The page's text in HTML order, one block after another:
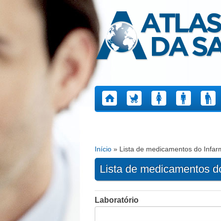
Atlas da Saúde
Está aqui
Início » Lista de medicamentos do
Lista de medicamentos
Laboratório